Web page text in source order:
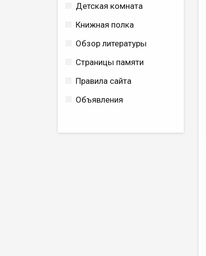
Детская комната
Книжная полка
Обзор литературы
Страницы памяти
Правила сайта
Объявления